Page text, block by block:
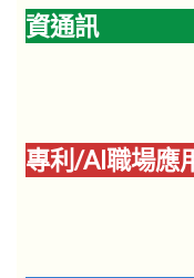
資通訊
專利/AI職場應